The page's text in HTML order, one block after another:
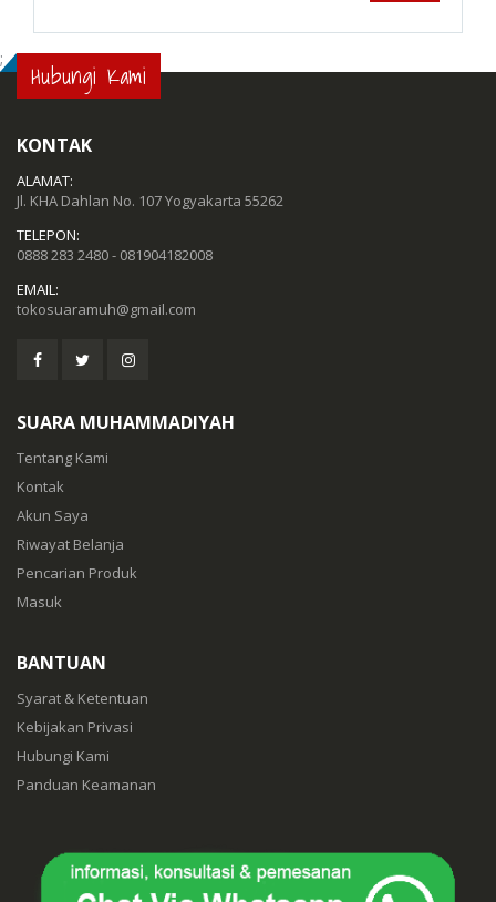
; Hubungi Kami
KONTAK
ALAMAT:
Jl. KHA Dahlan No. 107 Yogyakarta 55262
TELEPON:
0888 283 2480 - 081904182008
EMAIL:
tokosuaramuh@gmail.com
SUARA MUHAMMADIYAH
Tentang Kami
Kontak
Akun Saya
Riwayat Belanja
Pencarian Produk
Masuk
BANTUAN
Syarat & Ketentuan
Kebijakan Privasi
Hubungi Kami
Panduan Keamanan